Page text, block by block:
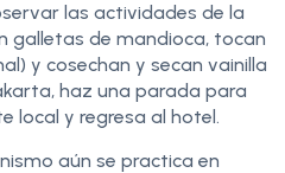
las actividades de la
galletas de mandioca, tocan
y cosechan y secan vainilla
haz una parada para
local y regresa al hotel.
aún se practica en